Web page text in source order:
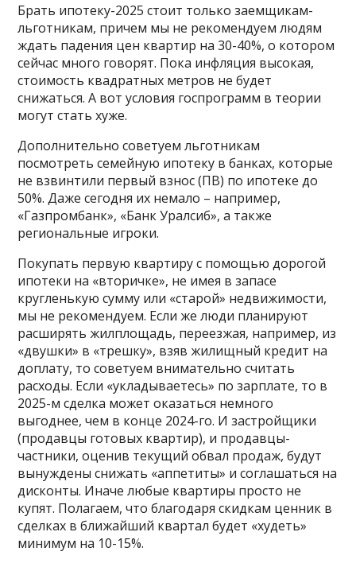
Брать ипотеку-2025 стоит только заемщикам-
льготникам, причем мы не рекомендуем людям
ждать падения цен квартир на 30-40%, о котором
сейчас много говорят. Пока инфляция высокая,
стоимость квадратных метров не будет
снижаться. А вот условия госпрограмм в теории
могут стать хуже.
Дополнительно советуем льготникам
посмотреть семейную ипотеку в банках, которые
не взвинтили первый взнос (ПВ) по ипотеке до
50%. Даже сегодня их немало – например,
«Газпромбанк», «Банк Уралсиб», а также
региональные игроки.
Покупать первую квартиру с помощью дорогой
ипотеки на «вторичке», не имея в запасе
кругленькую сумму или «старой» недвижимости,
мы не рекомендуем. Если же люди планируют
расширять жилплощадь, переезжая, например, из
«двушки» в «трешку», взяв жилищный кредит на
доплату, то советуем внимательно считать
расходы. Если «укладываетесь» по зарплате, то в
2025-м сделка может оказаться немного
выгоднее, чем в конце 2024-го. И застройщики
(продавцы готовых квартир), и продавцы-
частники, оценив текущий обвал продаж, будут
вынуждены снижать «аппетиты» и соглашаться на
дисконты. Иначе любые квартиры просто не
купят. Полагаем, что благодаря скидкам ценник в
сделках в ближайший квартал будет «худеть»
минимум на 10-15%.